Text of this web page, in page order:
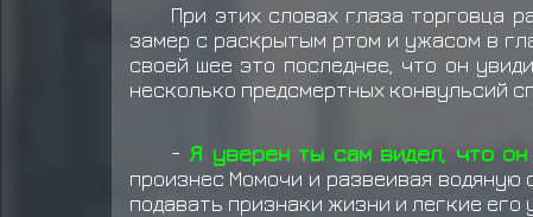
При этих словах глаза торговца
замер с раскрытым ртом и ужасом в
своей шее это последнее, что он
несколько предсмертных конвульсий
- Я уверен ты сам видел, что
произнес Момочи и развеивая
подавать признаки жизни и легкие его